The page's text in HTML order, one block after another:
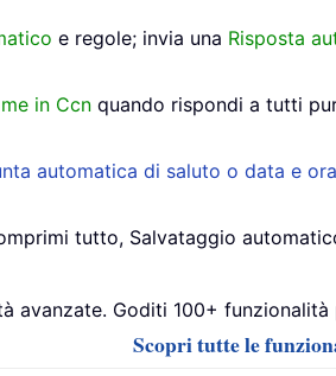
e regole; invia una Risposta
in Ccn quando rispondi a tutti
automatica di saluto o data e
tutto, Salvataggio
Goditi 100+
Scopri tutte le